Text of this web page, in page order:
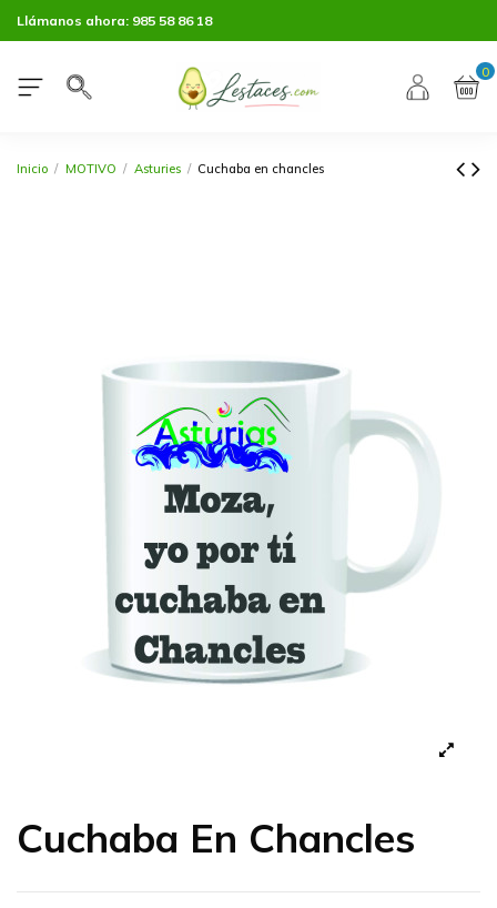
Llámanos ahora: 985 58 86 18
0
Inicio MOTIVO Asturies Cuchaba en chancles
Cuchaba En Chancles